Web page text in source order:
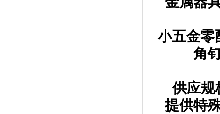
小五金零
角
供应
提供特